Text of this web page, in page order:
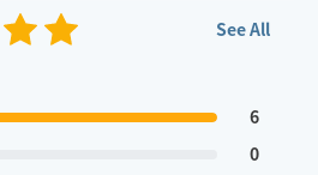
See All
6
0